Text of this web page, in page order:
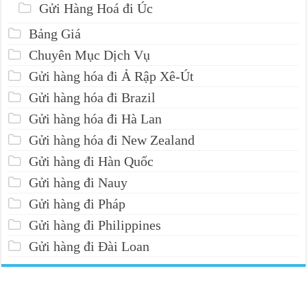
Gửi Hàng Hoá đi Úc
Bảng Giá
Chuyên Mục Dịch Vụ
Gửi hàng hóa đi Ả Rập Xê-Út
Gửi hàng hóa đi Brazil
Gửi hàng hóa đi Hà Lan
Gửi hàng hóa đi New Zealand
Gửi hàng đi Hàn Quốc
Gửi hàng đi Nauy
Gửi hàng đi Pháp
Gửi hàng đi Philippines
Gửi hàng đi Đài Loan